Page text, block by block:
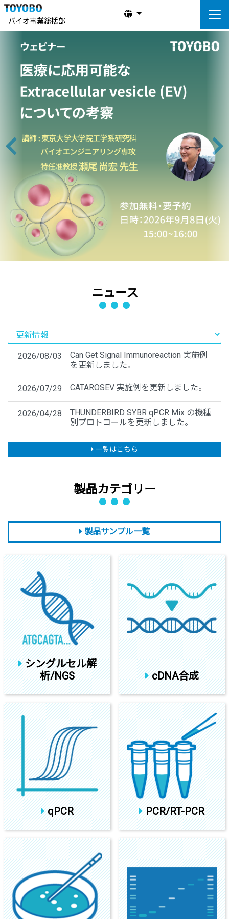
バイオ事業総括部
前へ 次
ニュース
2026/08/03
Can Get Signal Immunoreaction 実施例
を更新しました。
2026/07/29 CATAROSEV 実施例を更新しました。
2026/04/28
THUNDERBIRD SYBR qPCR Mix の機種
別プロトコールを更新しました。
一覧はこちら
製品カテゴリー
製品サンプル一覧
シングルセル解
析/NGS
cDNA合成
qPCR PCR/RT-PCR